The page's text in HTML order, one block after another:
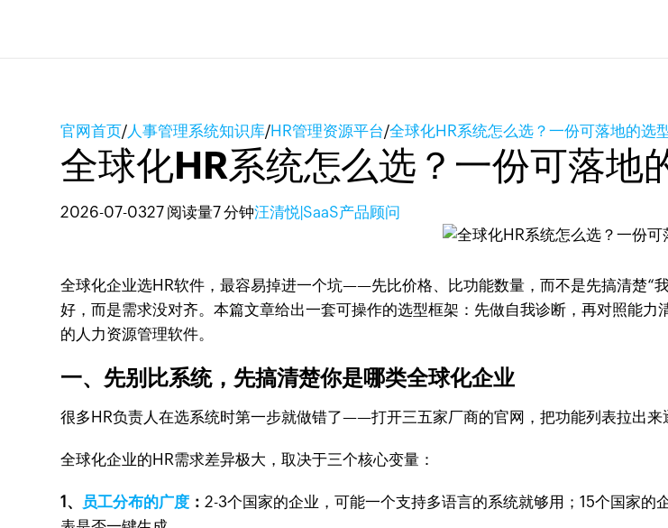
官网首页/人事管理系统知识库/HR管理资源平台/全球化HR系统怎么选？一份可落地的选
全球化HR系统怎么选？一份可落地
2026-07-0327 阅读量7 分钟汪清悦|SaaS产品顾问
全球化企业选HR软件，最容易掉进一个坑——先比价格、比功能数量，而不是先搞清楚“
好，而是需求没对齐。本篇文章给出一套可操作的选型框架：先做自我诊断，再对照能
的人力资源管理软件。
一、先别比系统，先搞清楚你是哪类全球化企业
很多HR负责人在选系统时第一步就做错了——打开三五家厂商的官网，把功能列表拉出来
全球化企业的HR需求差异极大，取决于三个核心变量：
1、 员工分布的广度 ：2-3个国家的企业，可能一个支持多语言的系统就够用；15个国家